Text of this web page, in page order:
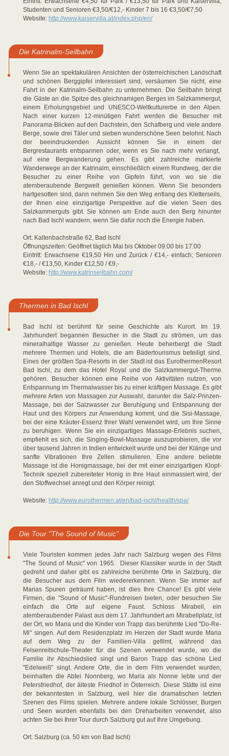
Studenten und Senioren €3,50/€12,- Kinder 7 bis 16 €3,50/€7,50
Website: http://www.kaiservilla.at/index.php/en/
Die Katrinalm-Seilbahn
Wenn Sie an spektakulären Ansichten der österreichischen Landschaft
und schönen Berggipfel interessiert sind, versäumen Sie nicht, eine
Fahrt in der Katrinalm-Seilbahn zu unternehmen. Die Seilbahn bringt
die Gäste an die Spitze des gleichnamigen Berges im Salzkammergut,
einem Erholungsgebiet und UNESCO-Weltkulturerbe in den Alpen.
Nach einer kurzen 12-minütigen Fahrt werden die Besucher mit
Panorama-Blicken auf den Dachstein, den Schafberg und viele andere
Berge, sowie drei Täler und sieben wunderschöne Seen belohnt. Nach
der beeindruckenden Aussicht können Sie in einem der
Bergrestaurants entspannen oder, wenn es Sie nach mehr verlangt,
auf eine Bergwanderung gehen. Es gibt zahlreiche markierte
Wanderwege an der Katrinalm, einschließlich einem Rundweg, der die
Besucher zu einer Reihe von Gipfeln führt, von wo sie die
atemberaubende Bergwelt genießen können. Wenn Sie besonders
hartgesotten sind, dann nehmen Sie den Weg entlang des Kletterseils,
der Ihnen eine einzigartige Perspektive auf die vielen Seen des
Salzkammerguts gibt. Sie können am Ende auch den Berg hinunter
nach Bad Ischl wandern, wenn Sie dafür noch die Energie haben.
Ort: Kaltenbachstraße 62, Bad Ischl
Öffnungszeiten: Geöffnet täglich Mai bis Oktober 09:00 bis 17:00
Eintritt: Erwachsene €19,50 Hin und Zurück / €14,- einfach; Senioren
€18,- / €13,50, Kinder €12,50 / €9,-
Website: http://www.katrinseilbahn.com/
Thermen in Bad Ischl
Bad Ischl ist berühmt für seine Geschichte als Kurort. Im 19.
Jahrhundert begannen Besucher in die Stadt zu strömen, um das
mineralhaltige Wasser zu genießen. Heute beherbergt die Stadt
mehrere Thermen und Hotels, die am Bädertourismus beteiligt sind.
Eines der größten Spa-Resorts in der Stadt ist das EurothermenResort
Bad Ischl, zu dem das Hotel Royal und die Salzkammergut-Therme
gehören. Besucher können eine Reihe von Aktivitäten nutzen, von
Entspannung im Thermalwasser bis zu einer kräftigen Massage. Es gibt
mehrere Arten von Massagen zur Auswahl, darunter die Salz-Prinzen-
Massage, bei der Salzwasser zur Beruhigung und Entspannung der
Haut und des Körpers zur Anwendung kommt, und die Sisi-Massage,
bei der eine Kräuter-Essenz Ihrer Wahl verwendet wird, um Ihre Sinne
zu beruhigen. Wenn Sie ein einzigartiges Massage-Erlebnis suchen,
empfiehlt es sich, die Singing-Bowl-Massage auszuprobieren, die vor
über tausend Jahren in Indien entwickelt wurde und bei der Klänge und
sanfte Vibrationen Ihre Zellen stimulieren. Eine andere beliebte
Massage ist die Honigmassage, bei der mit einer einzigartigen Klopf-
Technik speziell zubereiteter Honig in Ihre Haut einmassiert wird, der
den Stoffwechsel anregt und den Körper reinigt.
Website: http://www.eurothermen.at/en/bad-ischl/health/spa/
Die Tour "The Sound of Music"
Viele Touristen kommen jedes Jahr nach Salzburg wegen des Films
"The Sound of Music" von 1965. Dieser Klassiker wurde in der Stadt
gedreht und daher gibt es zahlreiche berühmte Orte in Salzburg, die
die Besucher aus dem Film wiedererkennen. Wenn Sie immer auf
Marias Spuren geträumt haben, ist dies Ihre Chance! Es gibt viele
Firmen, die "Sound of Music"-Rundreisen bieten, oder besuchen Sie
einfach die Orte auf eigene Faust. Schloss Mirabell, ein
atemberaubender Palast aus dem 17. Jahrhundert am Mirabellplatz, ist
der Ort, wo Maria und die Kinder von Trapp das berühmte Lied "Do-Re-
Mi" singen. Auf dem Residenzplatz im Herzen der Stadt wurde Maria
auf dem Weg zu der Familien-Villa gefilmt, während das
Felsenreitschule-Theater für die Szenen verwendet wurde, wo die
Familie ihr Abschiedslied singt und Baron Trapp das schöne Lied
"Edelweiß" singt. Andere Orte, die in dem Film verwendet wurden,
beinhalten die Abtei Nonnberg, wo Maria als Nonne lebte und der
Petersfriedhof, der älteste Friedhof in Österreich. Diese Stätte ist eine
der bekanntesten in Salzburg, weil hier die dramatischen letzten
Szenen des Films spielen. Mehrere andere lokale Schlösser, Burgen
und Seen wurden ebenfalls bei den Dreharbeiten verwendet, also
achten Sie bei Ihrer Tour durch Salzburg gut auf Ihre Umgebung.
Ort: Salzburg (ca. 50 km von Bad Ischl)